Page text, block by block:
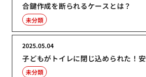
合鍵作成を断られるケースとは？
未分類
子どもがトイレに閉じ込められた！
2025.05.04
未分類